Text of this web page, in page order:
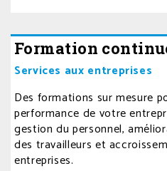
Formation
Services aux entreprises
Des formations sur mesure
performance de votre
gestion du personnel,
des travailleurs et
entreprises.